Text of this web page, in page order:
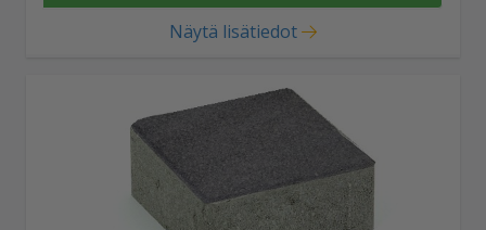
Näytä lisätiedot